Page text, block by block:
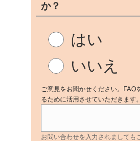
か？
はい
いいえ
ご意見をお聞かせください。FAQ
るために活用させていただきます。
お問い合わせを入力されましても